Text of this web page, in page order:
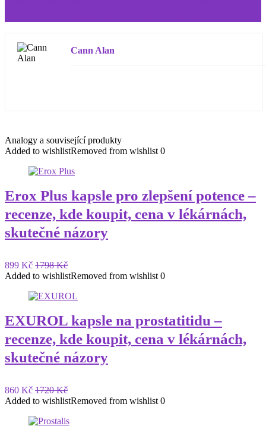
Cann Alan
Analogy a související produkty
Added to wishlistRemoved from wishlist 0
Erox Plus kapsle pro zlepšení potence –
recenze, kde koupit, cena v lékárnách,
skutečné názory
899 Kč 1798 Kč
Added to wishlistRemoved from wishlist 0
EXUROL kapsle na prostatitidu –
recenze, kde koupit, cena v lékárnách,
skutečné názory
860 Kč 1720 Kč
Added to wishlistRemoved from wishlist 0